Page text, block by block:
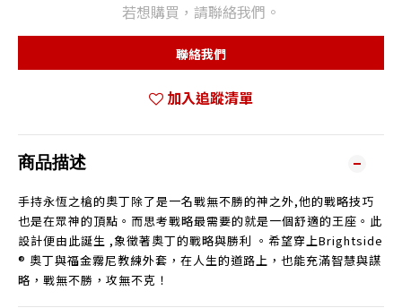
若想購買，請聯絡我們。
聯絡我們
加入追蹤清單
商品描述
手持永恆之槍的奧丁除了是一名戰無不勝的神之外,他的戰略技巧
也是在眾神的頂點。而思考戰略最需要的就是一個舒適的王座。此
設計便由此誕生 ,象徵著奧丁的戰略與勝利 。希望穿上Brightside
® 奧丁與福金霧尼教練外套，在人生的道路上，也能充滿智慧與謀
略，戰無不勝，攻無不克！